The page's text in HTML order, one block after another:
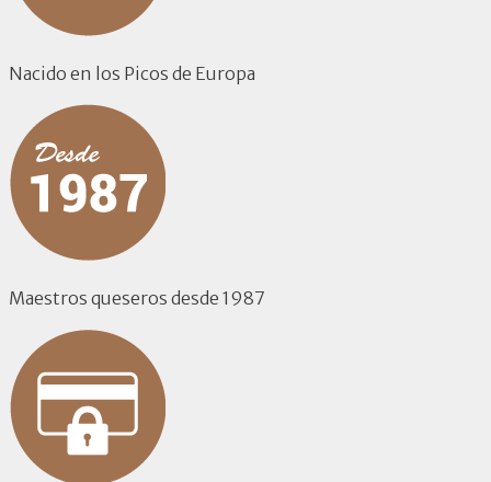
Nacido en los Picos de Europa
Maestros queseros desde 1987